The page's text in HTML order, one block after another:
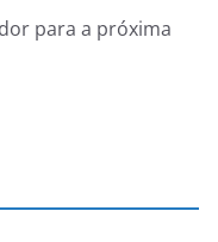
para a próxima